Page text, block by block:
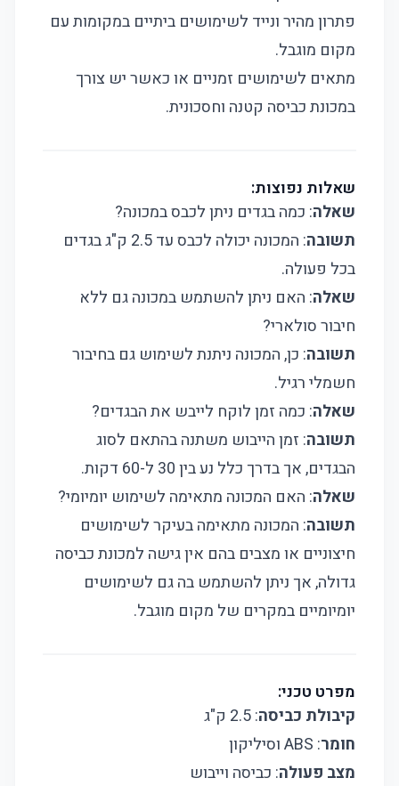
פתרון מהיר ונייד לשימושים ביתיים במקומות עם
מקום מוגבל.
מתאים לשימושים זמניים או כאשר יש צורך
במכונת כביסה קטנה וחסכונית.
שאלות נפוצות:
שאלה: כמה בגדים ניתן לכבס במכונה?
תשובה
: המכונה יכולה לכבס עד 2.5 ק"ג בגדים
בכל פעולה.
שאלה: האם ניתן להשתמש במכונה גם ללא
חיבור סולארי?
תשובה: כן, המכונה ניתנת לשימוש גם בחיבור
חשמלי רגיל.
שאלה: כמה זמן לוקח לייבש את הבגדים?
תשובה: זמן הייבוש משתנה בהתאם לסוג
הבגדים, אך בדרך כלל נע בין 30 ל-60 דקות.
שאלה: האם המכונה מתאימה לשימוש יומיומי?
תשובה: המכונה מתאימה בעיקר לשימושים
חיצוניים או מצבים בהם אין גישה למכונת כביסה
גדולה, אך ניתן להשתמש בה גם לשימושים
יומיומיים במקרים של מקום מוגבל.
מפרט טכני:
קיבולת כביסה: 2.5 ק"ג
חומר: ABS וסיליקון
מצב פעולה: כביסה וייבוש